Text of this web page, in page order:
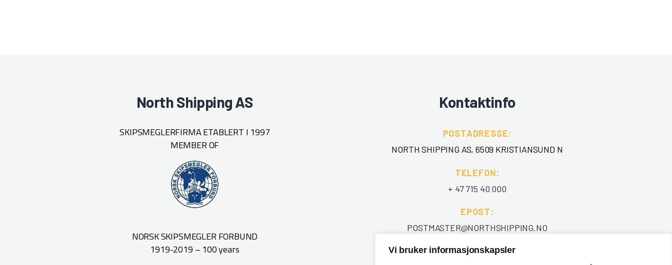
Vi bruker informasjonskapsler
North Shipping AS
SKIPSMEGLERFIRMA ETABLERT I 1997
MEMBER OF
NORSK SKIPSMEGLER FORBUND
1919-2019 – 100 years
Kontaktinfo
POSTADRESSE:
NORTH SHIPPING AS, 6509 KRISTIANSUND N
TELEFON:
+ 47 715 40 000
EPOST:
POSTMASTER@NORTHSHIPPING.NO